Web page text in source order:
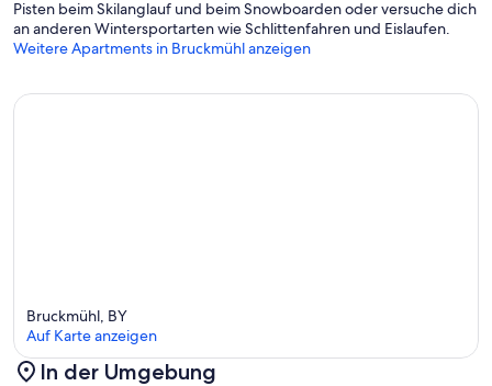
Pisten beim Skilanglauf und beim Snowboarden oder versuche dich
an anderen Wintersportarten wie Schlittenfahren und Eislaufen.
Weitere Apartments in Bruckmühl anzeigen
Bruckmühl, BY
Auf Karte anzeigen
In der Umgebung